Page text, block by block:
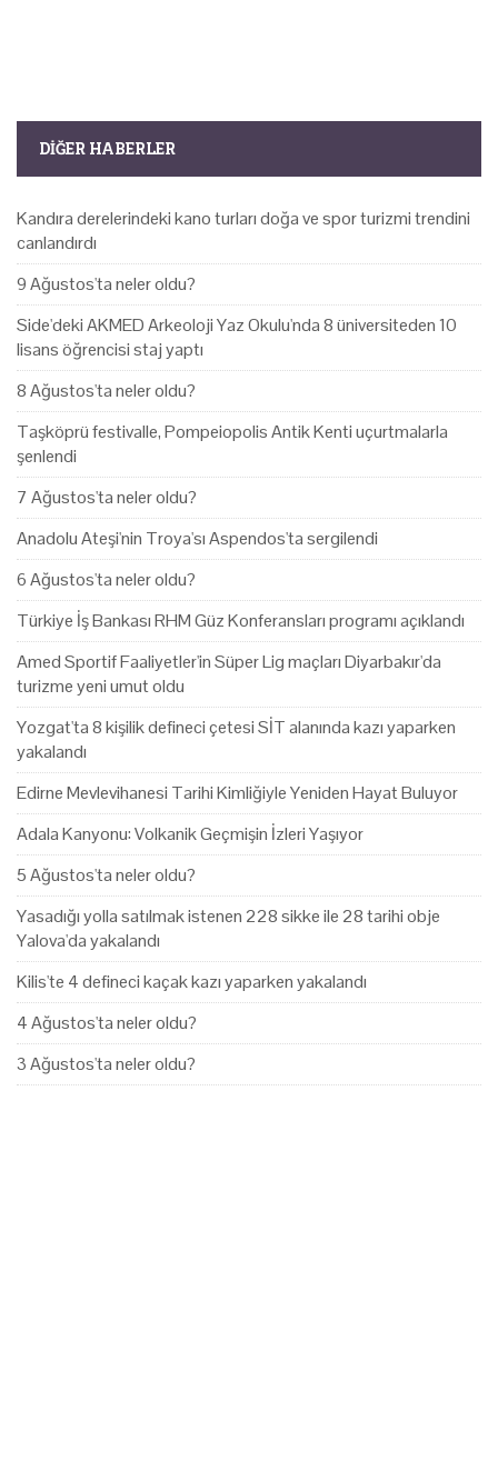
DIĞER HABERLER
Kandıra derelerindeki kano turları doğa ve spor turizmi trendini
canlandırdı
9 Ağustos'ta neler oldu?
Side'deki AKMED Arkeoloji Yaz Okulu'nda 8 üniversiteden 10
lisans öğrencisi staj yaptı
8 Ağustos'ta neler oldu?
Taşköprü festivalle, Pompeiopolis Antik Kenti uçurtmalarla
şenlendi
7 Ağustos'ta neler oldu?
Anadolu Ateşi'nin Troya'sı Aspendos'ta sergilendi
6 Ağustos'ta neler oldu?
Türkiye İş Bankası RHM Güz Konferansları programı açıklandı
Amed Sportif Faaliyetler'in Süper Lig maçları Diyarbakır'da
turizme yeni umut oldu
Yozgat'ta 8 kişilik defineci çetesi SİT alanında kazı yaparken
yakalandı
Edirne Mevlevihanesi Tarihi Kimliğiyle Yeniden Hayat Buluyor
Adala Kanyonu: Volkanik Geçmişin İzleri Yaşıyor
5 Ağustos'ta neler oldu?
Yasadığı yolla satılmak istenen 228 sikke ile 28 tarihi obje
Yalova'da yakalandı
Kilis'te 4 defineci kaçak kazı yaparken yakalandı
4 Ağustos'ta neler oldu?
3 Ağustos'ta neler oldu?